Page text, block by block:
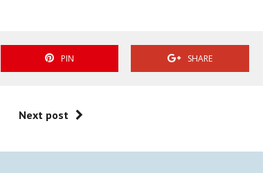
PIN SHARE
Next post